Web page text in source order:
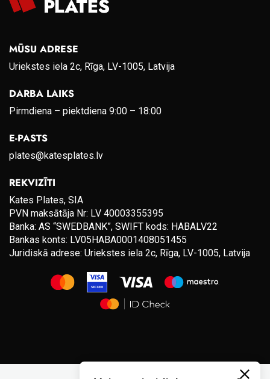
MŪSU ADRESE
Uriekstes iela 2c, Rīga, LV-1005, Latvija
DARBA LAIKS
Pirmdiena – piektdiena 9:00 – 18:00
E-PASTS
plates@katesplates.lv
REKVIZĪTI
Kates Plates, SIA
PVN maksātāja Nr: LV 40003355395
Banka: AS “SWEDBANK”, SWIFT kods: HABALV22
Bankas konts: LV05HABA0001408051455
Juridiskā adrese: Uriekstes iela 2c, Rīga, LV-1005, Latvija